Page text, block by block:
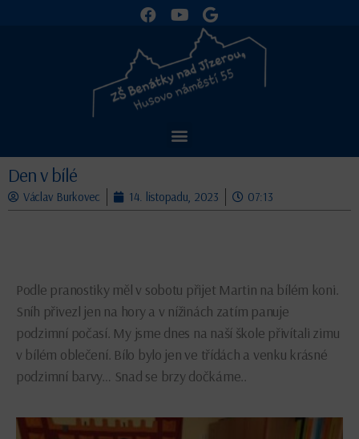
Den v bílé
Václav Burkovec 14. listopadu, 2023 07:13
Podle pranostiky měl v sobotu přijet Martin na bílém koni.
Sníh přivezl jen na hory a v nížinách zatím panuje
podzimní počasí. My jsme dnes na naší škole přivítali zimu
v bílém oblečení. Bílo bylo jen ve třídách a venku krásné
podzimní barvy… Snad se brzy dočkáme..